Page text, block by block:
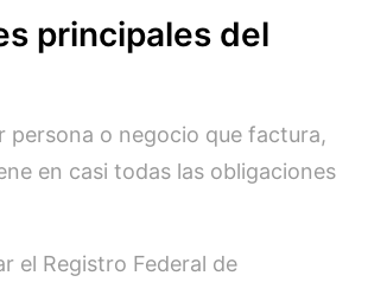
principales del
persona o negocio que factura,
en casi todas las obligaciones
el Registro Federal de